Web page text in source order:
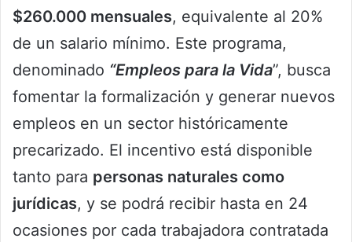
$260.000 mensuales, equivalente al 20%
de un salario mínimo. Este programa,
denominado “Empleos para la Vida”, busca
fomentar la formalización y generar nuevos
empleos en un sector históricamente
precarizado. El incentivo está disponible
tanto para personas naturales como
jurídicas, y se podrá recibir hasta en 24
ocasiones por cada trabajadora contratada